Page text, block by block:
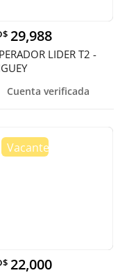
29,988
LIDER T2 -
Cuenta verificada
22,000